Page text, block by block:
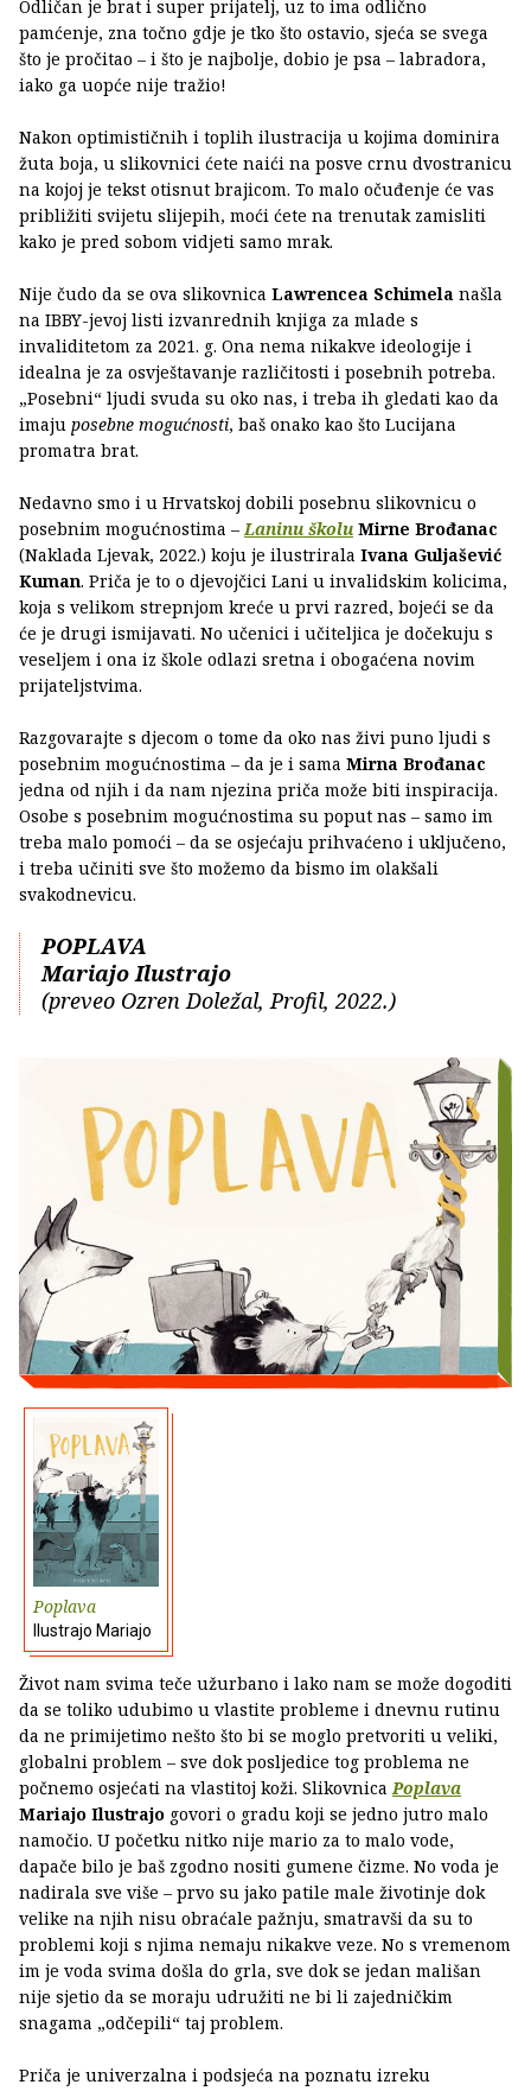
Odličan je brat i super prijatelj, uz to ima odlično
pamćenje, zna točno gdje je tko što ostavio, sjeća se svega
što je pročitao – i što je najbolje, dobio je psa – labradora,
iako ga uopće nije tražio!
Nakon optimističnih i toplih ilustracija u kojima dominira
žuta boja, u slikovnici ćete naići na posve crnu dvostranicu
na kojoj je tekst otisnut brajicom. To malo očuđenje će vas
približiti svijetu slijepih, moći ćete na trenutak zamisliti
kako je pred sobom vidjeti samo mrak.
Nije čudo da se ova slikovnica Lawrencea Schimela našla
na IBBY-jevoj listi izvanrednih knjiga za mlade s
invaliditetom za 2021. g. Ona nema nikakve ideologije i
idealna je za osvještavanje različitosti i posebnih potreba.
„Posebni“ ljudi svuda su oko nas, i treba ih gledati kao da
imaju posebne mogućnosti, baš onako kao što Lucijana
promatra brat.
Nedavno smo i u Hrvatskoj dobili posebnu slikovnicu o
posebnim mogućnostima –Laninu školu Mirne Brođanac
(Naklada Ljevak, 2022.) koju je ilustrirala Ivana Guljašević
Kuman. Priča je to o djevojčici Lani u invalidskim kolicima,
koja s velikom strepnjom kreće u prvi razred, bojeći se da
će je drugi ismijavati. No učenici i učiteljica je dočekuju s
veseljem i ona iz škole odlazi sretna i obogaćena novim
prijateljstvima.
Razgovarajte s djecom o tome da oko nas živi puno ljudi s
posebnim mogućnostima – da je i sama Mirna Brođanac
jedna od njih i da nam njezina priča može biti inspiracija.
Osobe s posebnim mogućnostima su poput nas – samo im
treba malo pomoći – da se osjećaju prihvaćeno i uključeno,
i treba učiniti sve što možemo da bismo im olakšali
svakodnevicu.
POPLAVA
Mariajo Ilustrajo
(preveo Ozren Doležal, Profil, 2022.)
Poplava
Ilustrajo Mariajo
Život nam svima teče užurbano i lako nam se može dogoditi
da se toliko udubimo u vlastite probleme i dnevnu rutinu
da ne primijetimo nešto što bi se moglo pretvoriti u veliki,
globalni problem – sve dok posljedice tog problema ne
počnemo osjećati na vlastitoj koži. SlikovnicaPoplava
Mariajo Ilustrajo govori o gradu koji se jedno jutro malo
namočio. U početku nitko nije mario za to malo vode,
dapače bilo je baš zgodno nositi gumene čizme. No voda je
nadirala sve više – prvo su jako patile male životinje dok
velike na njih nisu obraćale pažnju, smatravši da su to
problemi koji s njima nemaju nikakve veze. No s vremenom
im je voda svima došla do grla, sve dok se jedan mališan
nije sjetio da se moraju udružiti ne bi li zajedničkim
snagama „odčepili“ taj problem.
Priča je univerzalna i podsjeća na poznatu izreku